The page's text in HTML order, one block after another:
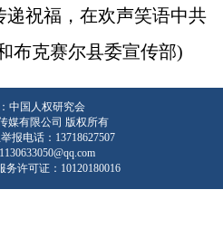
递祝福，在欢声笑语中共
布克赛尔县委宣传部)
中国人权研究会
媒有限公司 版权所有
报电话：13718627507
许可证：10120180016